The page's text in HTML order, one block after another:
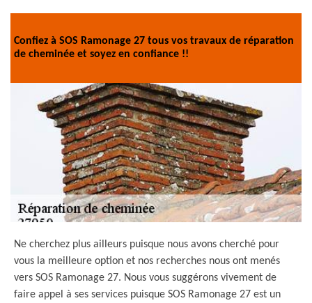
Confiez à SOS Ramonage 27 tous vos travaux de réparation
de cheminée et soyez en confiance !!
Ne cherchez plus ailleurs puisque nous avons cherché pour
vous la meilleure option et nos recherches nous ont menés
vers SOS Ramonage 27. Nous vous suggérons vivement de
faire appel à ses services puisque SOS Ramonage 27 est un